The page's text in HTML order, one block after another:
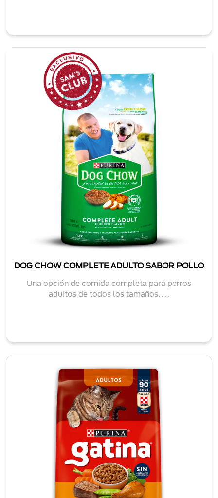
DOG CHOW COMPLETE ADULTO SABOR POLLO
Una opción de comida completa para perros
adultos de todos los tamaños....